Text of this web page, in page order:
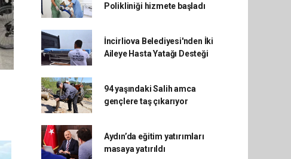
Polikliniği hizmete başladı
İncirliova Belediyesi'nden İki
Aileye Hasta Yatağı Desteği
94 yaşındaki Salih amca
gençlere taş çıkarıyor
Aydın’da eğitim yatırımları
masaya yatırıldı